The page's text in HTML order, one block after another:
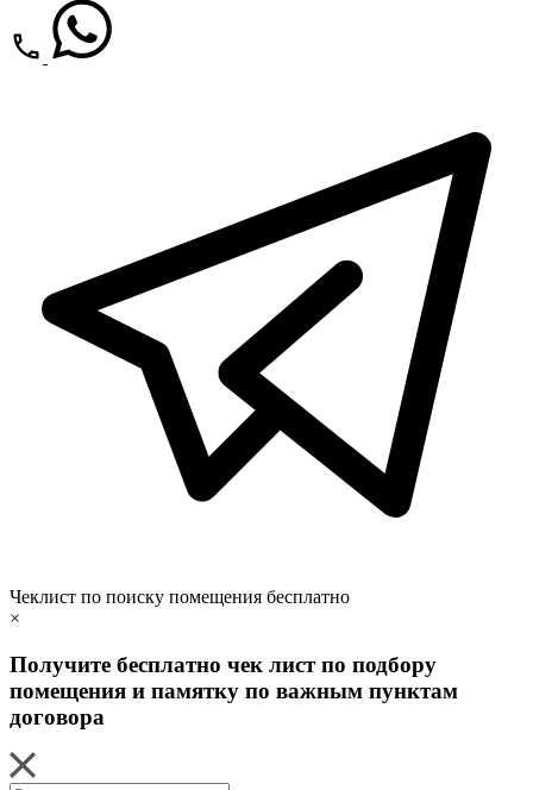
Чеклист по поиску помещения бесплатно
×
Получите бесплатно чек лист по подбору
помещения и памятку по важным пунктам
договора